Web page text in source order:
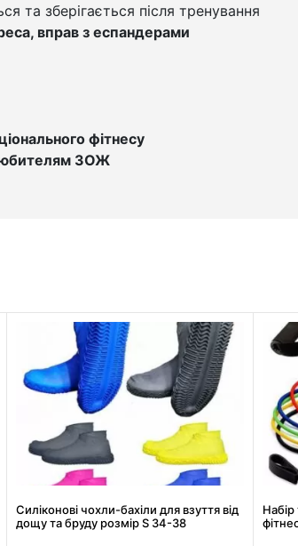
та зберігається після тренування
вправ з еспандерами
фітнесу
ЗОЖ
Силіконові чохли-бахіли для взуття від
дощу та бруду розмір S 34-38